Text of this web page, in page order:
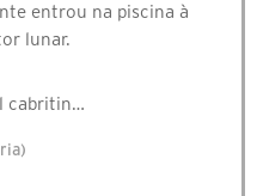
entrou na piscina à
lunar.
cabritin…